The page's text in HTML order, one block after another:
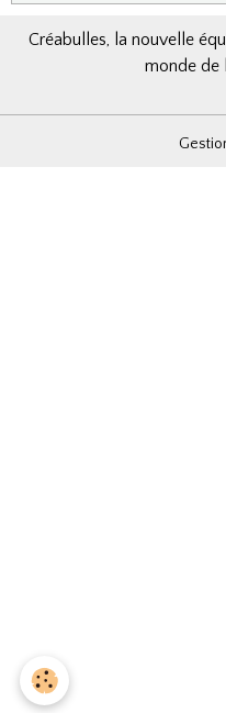
Créabulles, la nouvelle
monde de